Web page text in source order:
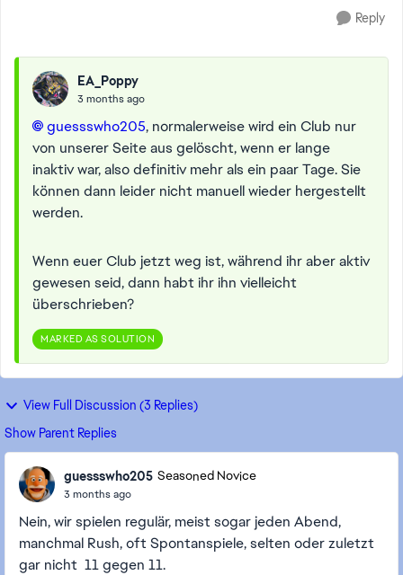
Reply
EA_Poppy
3 months ago
guessswho205​, normalerweise wird ein Club nur
von unserer Seite aus gelöscht, wenn er lange
inaktiv war, also definitiv mehr als ein paar Tage. Sie
können dann leider nicht manuell wieder hergestellt
werden.
Wenn euer Club jetzt weg ist, während ihr aber aktiv
gewesen seid, dann habt ihr ihn vielleicht
überschrieben?
MARKED AS SOLUTION
View Full Discussion (3 Replies)
Show Parent Replies
guessswho205 Seasoned Novice
3 months ago
Nein, wir spielen regulär, meist sogar jeden Abend,
manchmal Rush, oft Spontanspiele, selten oder zuletzt
gar nicht 11 gegen 11.